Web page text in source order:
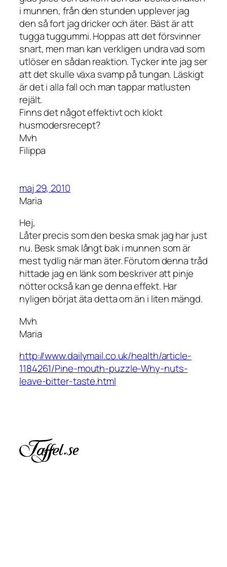
i munnen, från den stunden upplever jag
den så fort jag dricker och äter. Bäst är att
tugga tuggummi. Hoppas att det försvinner
snart, men man kan verkligen undra vad som
utlöser en sådan reaktion. Tycker inte jag ser
att det skulle växa svamp på tungan. Läskigt
är det i alla fall och man tappar matlusten
rejält.
Finns det något effektivt och klokt
husmodersrecept?
Mvh
Filippa
maj 29, 2010
Maria
Hej,
Låter precis som den beska smak jag har just
nu. Besk smak långt bak i munnen som är
mest tydlig när man äter. Förutom denna tråd
hittade jag en länk som beskriver att pinje
nötter också kan ge denna effekt. Har
nyligen börjat äta detta om än i liten mängd.
Mvh
Maria
http://www.dailymail.co.uk/health/article-
1184261/Pine-mouth-puzzle-Why-nuts-
leave-bitter-taste.html